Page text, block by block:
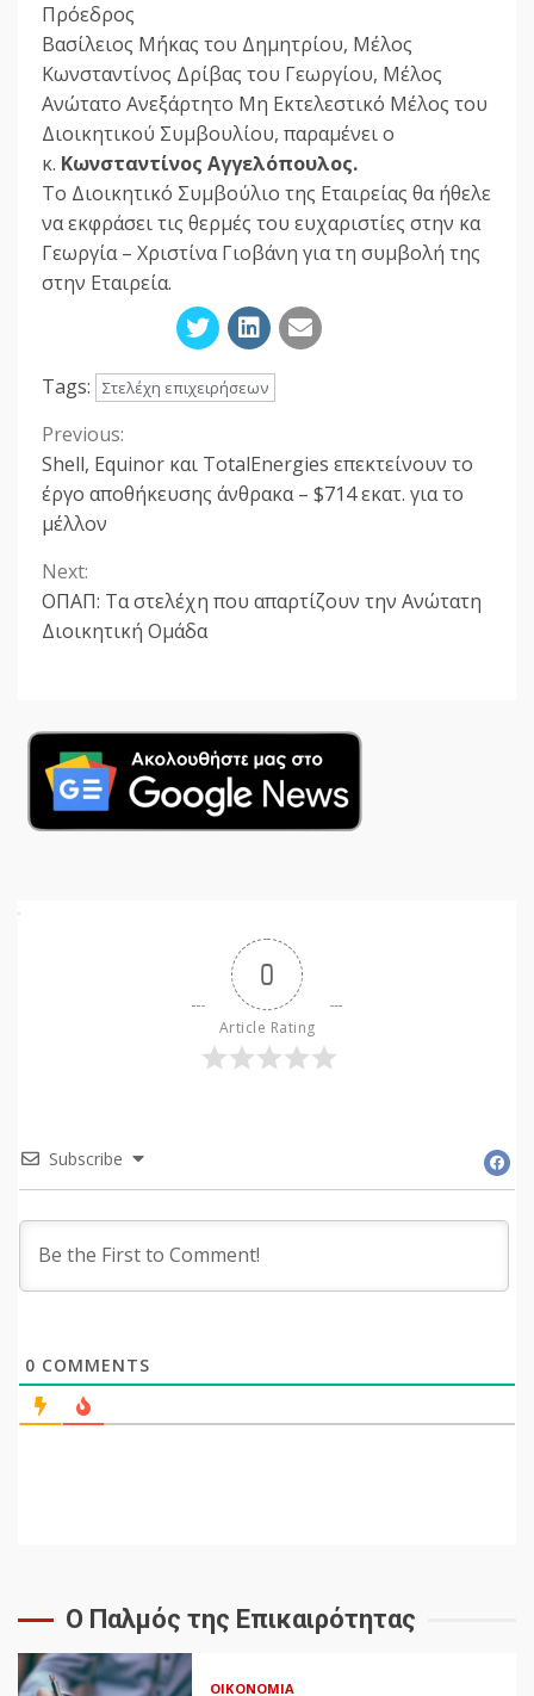
Πρόεδρος
Βασίλειος Μήκας του Δημητρίου, Μέλος
Κωνσταντίνος Δρίβας του Γεωργίου, Μέλος
Ανώτατο Ανεξάρτητο Μη Εκτελεστικό Μέλος του
Διοικητικού Συμβουλίου, παραμένει ο
κ. Κωνσταντίνος Αγγελόπουλος.
Το Διοικητικό Συμβούλιο της Εταιρείας θα ήθελε
να εκφράσει τις θερμές του ευχαριστίες στην κα
Γεωργία – Χριστίνα Γιοβάνη για τη συμβολή της
στην Εταιρεία.
Tags: Στελέχη επιχειρήσεων
Continue
Reading
Previous:
Shell, Equinor και TotalEnergies επεκτείνουν το
έργο αποθήκευσης άνθρακα – $714 εκατ. για το
μέλλον
Next:
ΟΠΑΠ: Τα στελέχη που απαρτίζουν την Ανώτατη
Διοικητική Ομάδα
0
Article Rating
Subscribe
0 COMMENTS
Ο Παλμός της Επικαιρότητας
ΟΙΚΟΝΟΜΊΑ